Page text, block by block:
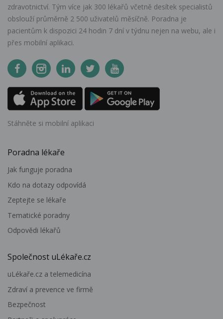
zdravotnictví. Tým více jak 300 lékařů včetně desítek specialistů
obslouží průměrně 2 500 uživatelů měsíčně. Poradna je
pacientům k dispozici 24 hodin 7 dní v týdnu nejen na webu, ale i
přes mobilní aplikaci.
Stáhněte si mobilní aplikaci
Poradna lékaře
Jak funguje poradna
Kdo na dotazy odpovídá
Zeptejte se lékaře
Tematické poradny
Odpovědi lékařů
Společnost uLékaře.cz
uLékaře.cz a telemedicína
Zdraví a prevence ve firmě
Bezpečnost